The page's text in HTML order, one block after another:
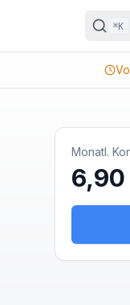
⌘K
Monatl.
6,90